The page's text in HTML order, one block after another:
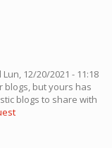
Lun, 12/20/2021 - 11:18
blogs, but yours has
blogs to share with